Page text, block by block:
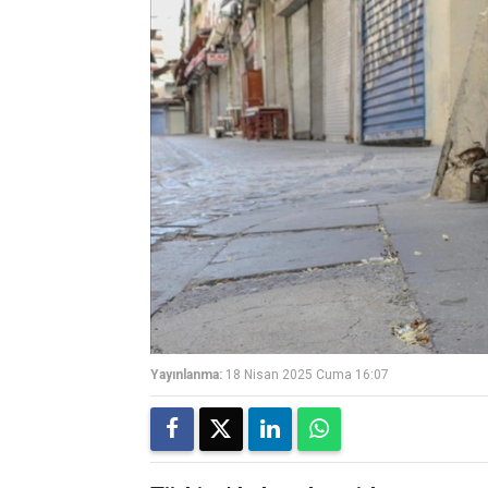
Yayınlanma: 18 Nisan 2025 Cuma 16:07